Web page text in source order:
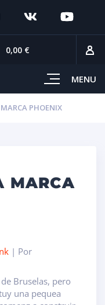
MENU
0,00 €
PHOENIX
MARCA
| Por
Bruselas, pero
una pequea